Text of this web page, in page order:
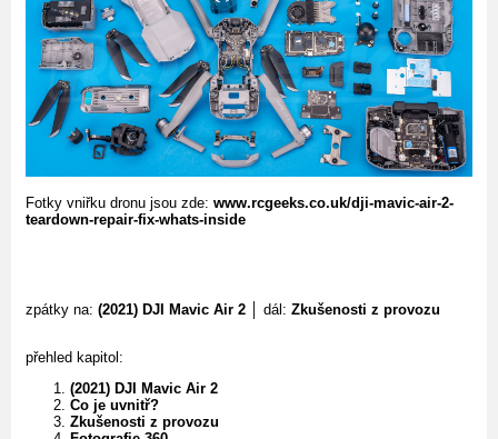
Fotky vniřku dronu jsou zde: www.rcgeeks.co.uk/dji-mavic-air-2-
teardown-repair-fix-whats-inside
zpátky na: (2021) DJI Mavic Air 2 │ dál: Zkušenosti z provozu
přehled kapitol:
(2021) DJI Mavic Air 2
Co je uvnitř?
Zkušenosti z provozu